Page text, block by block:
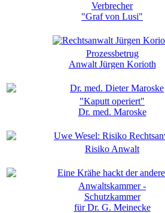
Verbrecher
"Graf von Lusi"
Prozessbetrug
Anwalt Jürgen Korioth
"Kaputt operiert"
Dr. med. Maroske
Risiko Anwalt
Anwaltskammer -
Schutzkammer
für Dr. G. Meinecke